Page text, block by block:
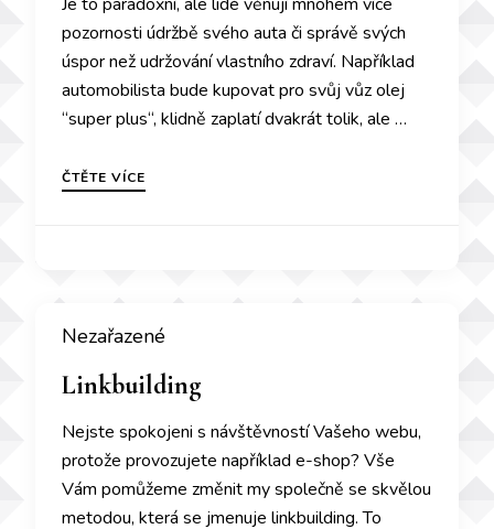
pozornosti údržbě svého auta či správě svých
úspor než udržování vlastního zdraví. Například
automobilista bude kupovat pro svůj vůz olej
“super plus“, klidně zaplatí dvakrát tolik, ale …
ČTĚTE VÍCE
Nezařazené
Linkbuilding
Nejste spokojeni s návštěvností Vašeho webu,
protože provozujete například e-shop? Vše
Vám pomůžeme změnit my společně se skvělou
metodou, která se jmenuje linkbuilding. To